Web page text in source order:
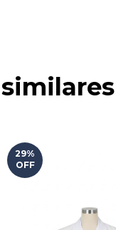
29%
OFF